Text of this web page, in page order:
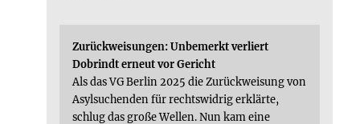
Zurückweisungen: Unbemerkt verliert
Dobrindt erneut vor Gericht
Als das VG Berlin 2025 die Zurückweisung von
Asylsuchenden für rechtswidrig erklärte,
schlug das große Wellen. Nun kam eine